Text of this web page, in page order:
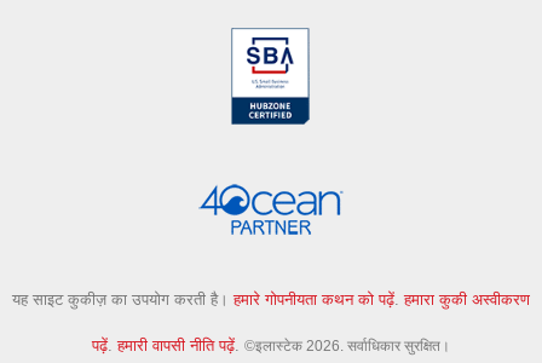
यह साइट कुकीज़ का उपयोग करती है।हमारे गोपनीयता कथन को पढ़ें.हमारा कुकी अस्वीकरण
पढ़ें.हमारी वापसी नीति पढ़ें. ©इलास्टेक 2026. सर्वाधिकार सुरक्षित।